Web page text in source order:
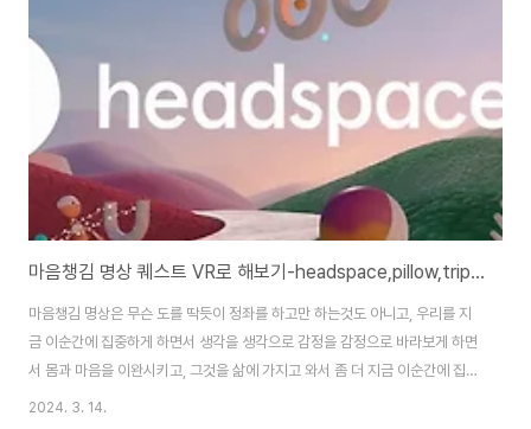
불을 해줍니다. 다만 한번 환불했다가 다시 구입한 앱은 환불이 안되고, 메타스
토어에서 묶음으로 구입한것도 환불이 안되는것으로 알고 있는데,상..
마음챙김 명상 퀘스트 VR로 해보기-headspace,pillow,tripp,real Fishing
마음챙김 명상은 무슨 도를 딱듯이 정좌를 하고만 하는것도 아니고, 우리를 지
금 이순간에 집중하게 하면서 생각을 생각으로 감정을 감정으로 바라보게 하면
서 몸과 마음을 이완시키고, 그것을 삶에 가지고 와서 좀 더 지금 이순간에 집중
하면서 살게해주는게 아닐까 싶습니다. meta quest vr에서도 관련된 앱들이
2024. 3. 14.